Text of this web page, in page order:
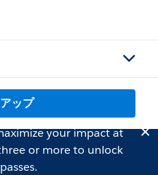
ップ
your impact at
or more to unlock